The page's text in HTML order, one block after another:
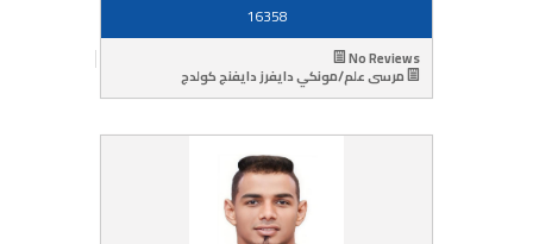
16358
No Reviews
مرسى علم/مونكي دايفرز دايفنج كولدج